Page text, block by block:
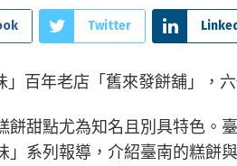
Twitter
餅甜點尤為知名且別具特色。
」系列報導，介紹臺南的糕餅